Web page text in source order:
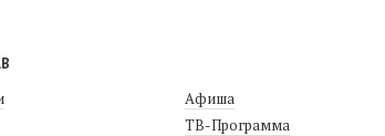
Афиша
ТВ-Программа